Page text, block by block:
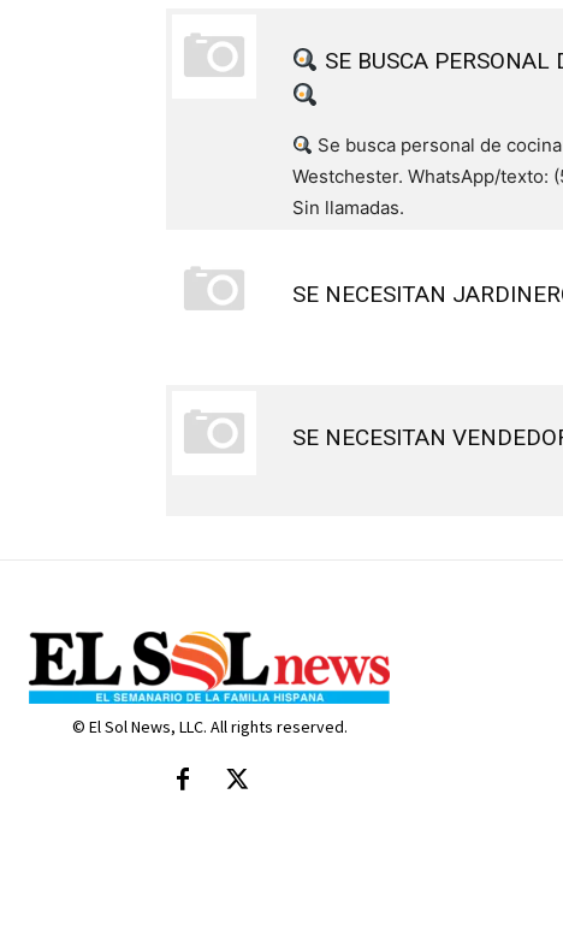
SE BUSCA PERSONAL
Se busca personal de
Westchester. WhatsApp/texto:
Sin llamadas.
SE NECESITAN
SE NECESITAN
© El Sol News, LLC. All rights reserved.